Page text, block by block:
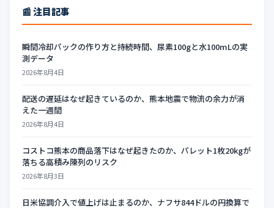
📰 注目記事
瞬間冷却パックの作り方と持続時間、尿素100gと水100mLの実
測データ
2026年8月4日
配送の遅延はなぜ起きているのか、熊本地震で物流の余力が消
えた一週間
2026年8月4日
コストコ熊本の商品落下はなぜ起きたのか、パレット1枚20kgが
落ちる高積み陳列のリスク
2026年8月3日
日米協調介入で値上げは止まるのか、ナフサ844ドルの円換算で